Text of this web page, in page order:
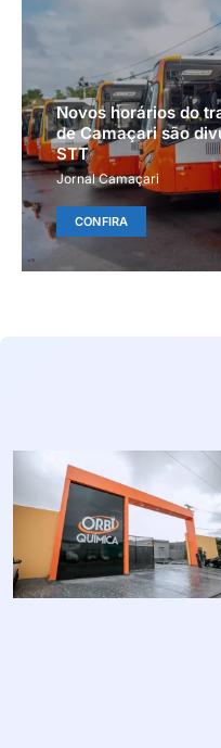
Novos horários do
de Camaçari são
STT
Jornal Camaçari
CONFIRA